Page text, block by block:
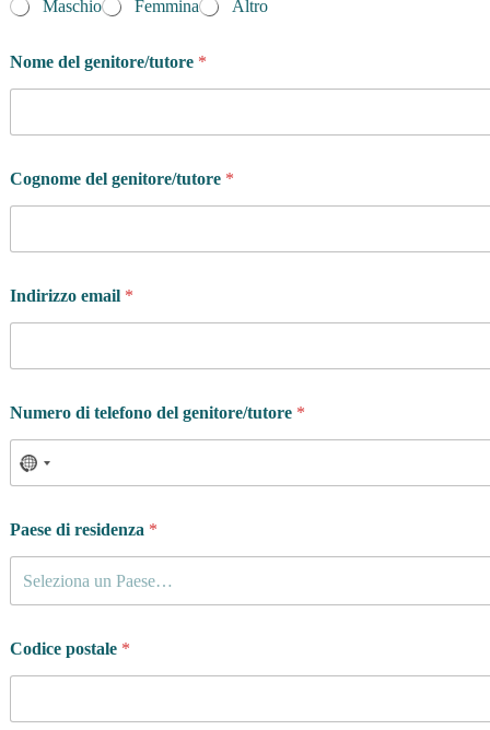
Maschio Femmina Altro
Nome del genitore/tutore *
Cognome del genitore/tutore *
Indirizzo email *
Numero di telefono del genitore/tutore *
Paese di residenza *
Seleziona un Paese…
Codice postale *